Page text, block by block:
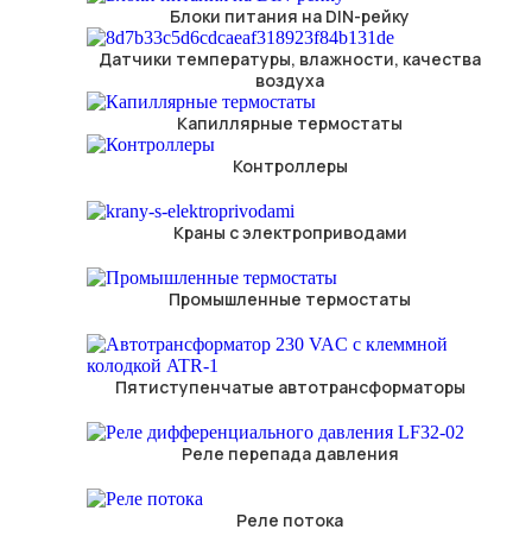
Блоки питания на DIN-рейку
Датчики температуры, влажности, качества
воздуха
Капиллярные термостаты
Контроллеры
Краны с электроприводами
Промышленные термостаты
Пятиступенчатые автотрансформаторы
Реле перепада давления
Реле потока